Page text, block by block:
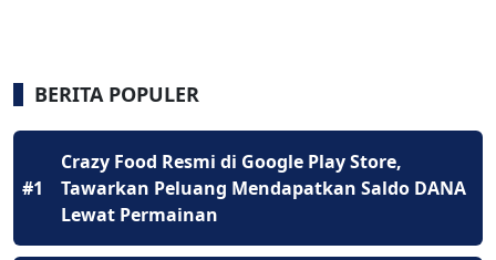
BERITA POPULER
#1
Crazy Food Resmi di Google Play Store,
Tawarkan Peluang Mendapatkan Saldo DANA
Lewat Permainan